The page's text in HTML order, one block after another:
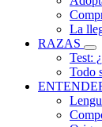
La
RAZAS
Test:
Todo